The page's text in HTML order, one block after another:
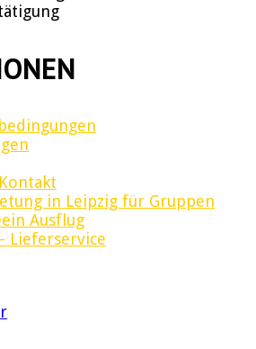
in Leipzig für Gruppen
Ausflug
Lieferservice